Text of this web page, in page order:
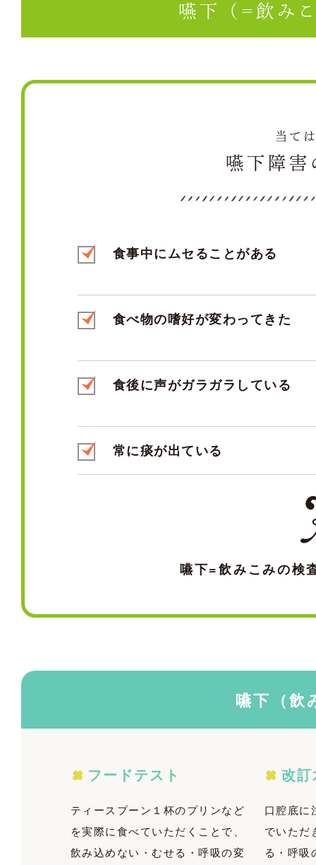
嚥下（=飲み
当て
嚥下障害
食事中にムセることがある
食べ物の嗜好が変わってきた
食後に声がガラガラしている
常に痰が出ている
嚥下=飲みこみの検
嚥下（飲
フードテスト
ティースプーン１杯のプリンなど
を実際に食べていただくことで、
飲み込めない・むせる・呼吸の変
改
口腔底に
でいただ
る・呼吸